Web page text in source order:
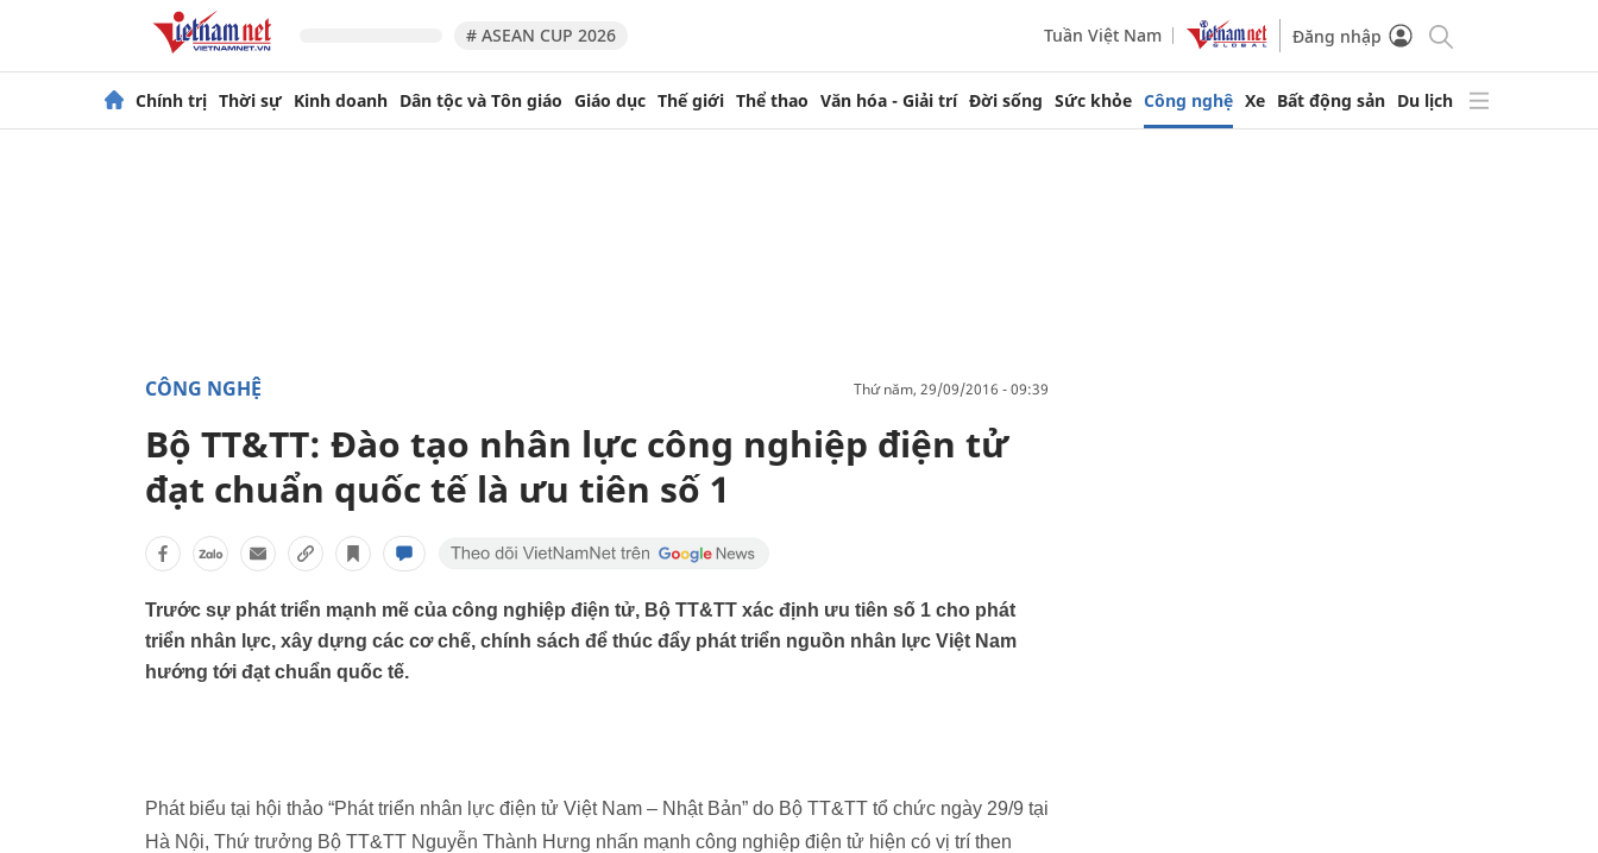
# ASEAN CUP 2026 Tuần Việt Nam Đăng nhập
Chính trị Thời sự Kinh doanh Dân tộc và Tôn giáo Giáo dục Thế giới Thể thao Văn hóa - Giải trí Đời sống Sức khỏe Công nghệ Xe Bất động sản Du lịch
CÔNG NGHỆ thứ năm, 29/09/2016 - 09:39
Bộ TT&TT: Đào tạo nhân lực công nghiệp điện tử
đạt chuẩn quốc tế là ưu tiên số 1
Trước sự phát triển mạnh mẽ của công nghiệp điện tử, Bộ TT&TT xác định ưu tiên số 1 cho phát
triển nhân lực, xây dựng các cơ chế, chính sách để thúc đẩy phát triển nguồn nhân lực Việt Nam
hướng tới đạt chuẩn quốc tế.
Phát biểu tại hội thảo “Phát triển nhân lực điện tử Việt Nam – Nhật Bản” do Bộ TT&TT tổ chức ngày 29/9 tại
Hà Nội, Thứ trưởng Bộ TT&TT Nguyễn Thành Hưng nhấn mạnh công nghiệp điện tử hiện có vị trí then